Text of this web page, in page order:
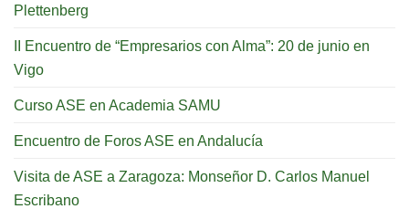
Plettenberg
II Encuentro de “Empresarios con Alma”: 20 de junio en
Vigo
Curso ASE en Academia SAMU
Encuentro de Foros ASE en Andalucía
Visita de ASE a Zaragoza: Monseñor D. Carlos Manuel
Escribano